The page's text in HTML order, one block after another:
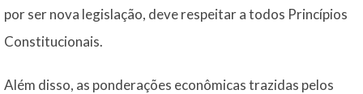
por ser nova legislação, deve respeitar a todos Princípios
Constitucionais.
Além disso, as ponderações econômicas trazidas pelos